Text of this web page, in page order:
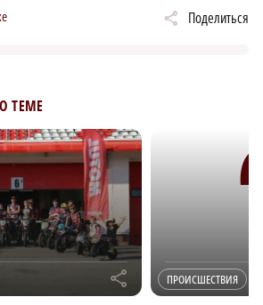
Поделиться
ТЕМЕ
r ПРОИСШЕСТВИЯ